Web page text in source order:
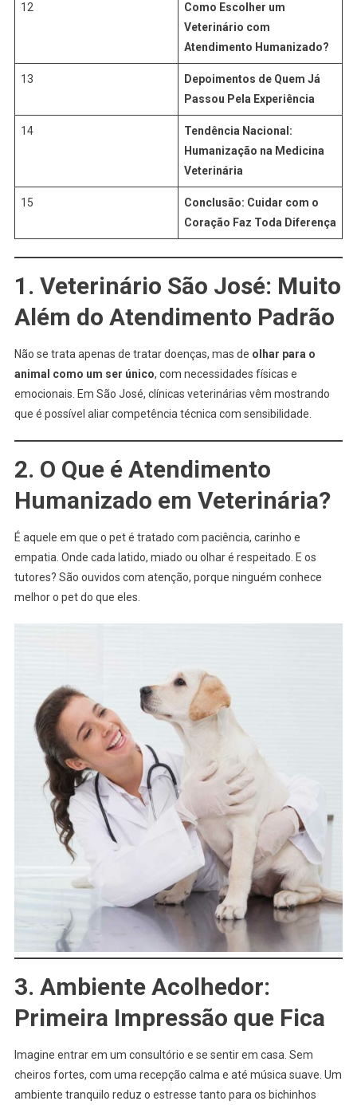
12
Como Escolher um
Veterinário com
Atendimento Humanizado?
13
Depoimentos de Quem Já
Passou Pela Experiência
14
Tendência Nacional:
Humanização na Medicina
Veterinária
15
Conclusão: Cuidar com o
Coração Faz Toda Diferença
1. Veterinário São José: Muito
Além do Atendimento Padrão
Não se trata apenas de tratar doenças, mas de olhar para o
animal como um ser único, com necessidades físicas e
emocionais. Em São José, clínicas veterinárias vêm mostrando
que é possível aliar competência técnica com sensibilidade.
2. O Que é Atendimento
Humanizado em Veterinária?
É aquele em que o pet é tratado com paciência, carinho e
empatia. Onde cada latido, miado ou olhar é respeitado. E os
tutores? São ouvidos com atenção, porque ninguém conhece
melhor o pet do que eles.
3. Ambiente Acolhedor:
Primeira Impressão que Fica
Imagine entrar em um consultório e se sentir em casa. Sem
cheiros fortes, com uma recepção calma e até música suave. Um
ambiente tranquilo reduz o estresse tanto para os bichinhos